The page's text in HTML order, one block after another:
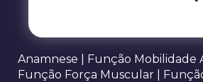
Anamnese | Função Mobilidade
Função Força Muscular |